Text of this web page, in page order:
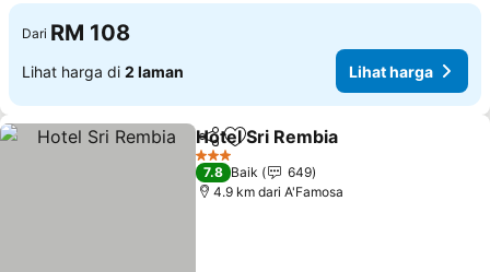
Dari RM 108
Lihat harga di 2 laman Lihat harga
KongsiTambah ke favorit
Hotel Sri Rembia
3 Bintang
7.8 Baik
649
4.9 km dari A'Famosa